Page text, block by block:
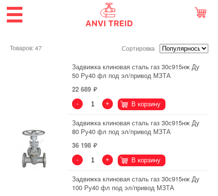
Товаров: 47 Сортировка
Задвижка клиновая сталь газ 30с915нж Ду
50 Ру40 фл под эл/привод МЗТА
22 689
- + В корзину
Задвижка клиновая сталь газ 30с915нж Ду
80 Ру40 фл под эл/привод МЗТА
36 198
- + В корзину
Задвижка клиновая сталь газ 30с915нж Ду
100 Ру40 фл под эл/привод МЗТА